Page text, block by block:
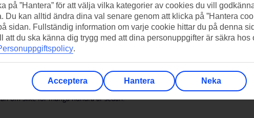
om silke för många hundra år sedan.
på ”Hantera” för att välja vilka kategorier av cookies du vill
Du kan alltid ändra dina val senare genom att klicka på ”Hantera
sidan. Fullständig information om varje cookie hittar du på denna
att du ska känna dig trygg med att dina personuppgifter är säkra hos
.
Acceptera Hantera Neka